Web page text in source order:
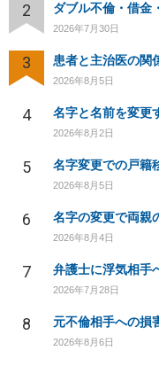
2
2026年7月30日
3 患者と主治医の関
2026年8月5日
4 名字と名前を変更
2026年8月2日
5 名字変更での戸籍
2026年8月5日
6 名字の変更で両親
2026年8月4日
7 弁護士に浮気相手
2026年7月28日
8 元不倫相手への損
2026年8月6日